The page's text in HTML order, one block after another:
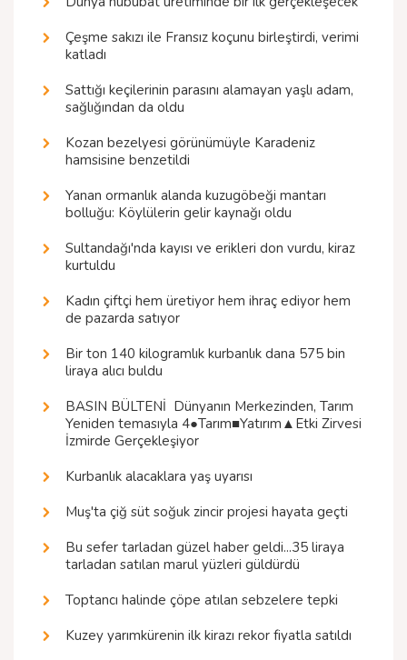
Çeşme sakızı ile Fransız koçunu birleştirdi, verimi
katladı
Sattığı keçilerinin parasını alamayan yaşlı adam,
sağlığından da oldu
Kozan bezelyesi görünümüyle Karadeniz
hamsisine benzetildi
Yanan ormanlık alanda kuzugöbeği mantarı
bolluğu: Köylülerin gelir kaynağı oldu
Sultandağı'nda kayısı ve erikleri don vurdu, kiraz
kurtuldu
Kadın çiftçi hem üretiyor hem ihraç ediyor hem
de pazarda satıyor
Bir ton 140 kilogramlık kurbanlık dana 575 bin
liraya alıcı buldu
BASIN BÜLTENİ  Dünyanın Merkezinden, Tarım
Yeniden temasıyla 4●Tarım■Yatırım▲Etki Zirvesi
İzmirde Gerçekleşiyor
Kurbanlık alacaklara yaş uyarısı
Muş'ta çiğ süt soğuk zincir projesi hayata geçti
Bu sefer tarladan güzel haber geldi...35 liraya
tarladan satılan marul yüzleri güldürdü
Toptancı halinde çöpe atılan sebzelere tepki
Kuzey yarımkürenin ilk kirazı rekor fiyatla satıldı